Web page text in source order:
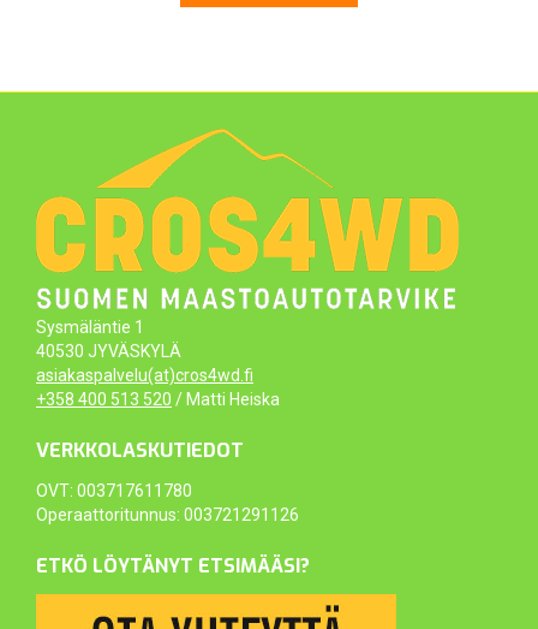
Sysmäläntie 1
40530 JYVÄSKYLÄ
asiakaspalvelu(at)cros4wd.fi
+358 400 513 520 / Matti Heiska
VERKKOLASKUTIEDOT
OVT: 003717611780
Operaattoritunnus: 003721291126
ETKÖ LÖYTÄNYT ETSIMÄÄSI?